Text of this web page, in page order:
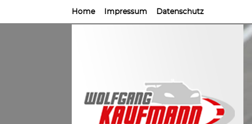
Home Impressum Datenschutz